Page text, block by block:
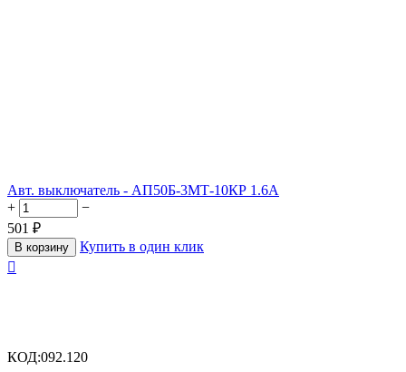
Авт. выключатель - АП50Б-3МТ-10КР 1.6А
+
−
501 ₽
В корзину
Купить в один клик

КОД:092.120